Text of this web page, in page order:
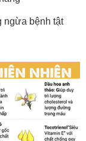
ngừa bệnh tật